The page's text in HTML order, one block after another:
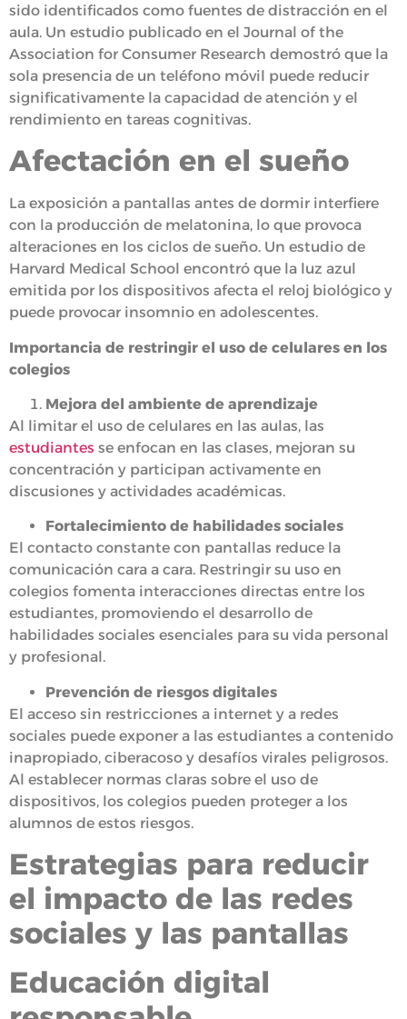
sido identificados como fuentes de distracción en el
aula. Un estudio publicado en el Journal of the
Association for Consumer Research demostró que la
sola presencia de un teléfono móvil puede reducir
significativamente la capacidad de atención y el
rendimiento en tareas cognitivas.
Afectación en el sueño
La exposición a pantallas antes de dormir interfiere
con la producción de melatonina, lo que provoca
alteraciones en los ciclos de sueño. Un estudio de
Harvard Medical School encontró que la luz azul
emitida por los dispositivos afecta el reloj biológico y
puede provocar insomnio en adolescentes.
Importancia de restringir el uso de celulares en los
colegios
Mejora del ambiente de aprendizaje
Al limitar el uso de celulares en las aulas, las
estudiantes se enfocan en las clases, mejoran su
concentración y participan activamente en
discusiones y actividades académicas.
Fortalecimiento de habilidades sociales
El contacto constante con pantallas reduce la
comunicación cara a cara. Restringir su uso en
colegios fomenta interacciones directas entre los
estudiantes, promoviendo el desarrollo de
habilidades sociales esenciales para su vida personal
y profesional.
Prevención de riesgos digitales
El acceso sin restricciones a internet y a redes
sociales puede exponer a las estudiantes a contenido
inapropiado, ciberacoso y desafíos virales peligrosos.
Al establecer normas claras sobre el uso de
dispositivos, los colegios pueden proteger a los
alumnos de estos riesgos.
Estrategias para reducir
el impacto de las redes
sociales y las pantallas
Educación digital